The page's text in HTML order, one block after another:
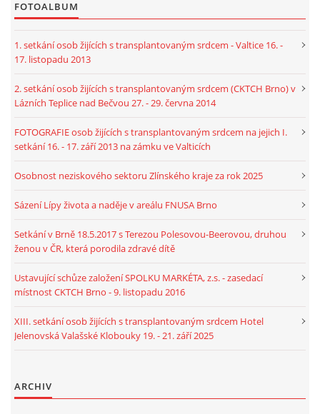
FOTOALBUM
1. setkání osob žijících s transplantovaným srdcem - Valtice 16. -
17. listopadu 2013
2. setkání osob žijících s transplantovaným srdcem (CKTCH Brno) v
Lázních Teplice nad Bečvou 27. - 29. června 2014
FOTOGRAFIE osob žijících s transplantovaným srdcem na jejich I.
setkání 16. - 17. září 2013 na zámku ve Valticích
Osobnost neziskového sektoru Zlínského kraje za rok 2025
Sázení Lípy života a naděje v areálu FNUSA Brno
Setkání v Brně 18.5.2017 s Terezou Polesovou-Beerovou, druhou
ženou v ČR, která porodila zdravé dítě
Ustavující schůze založení SPOLKU MARKÉTA, z.s. - zasedací
místnost CKTCH Brno - 9. listopadu 2016
XIII. setkání osob žijících s transplantovaným srdcem Hotel
Jelenovská Valašské Klobouky 19. - 21. září 2025
ARCHIV